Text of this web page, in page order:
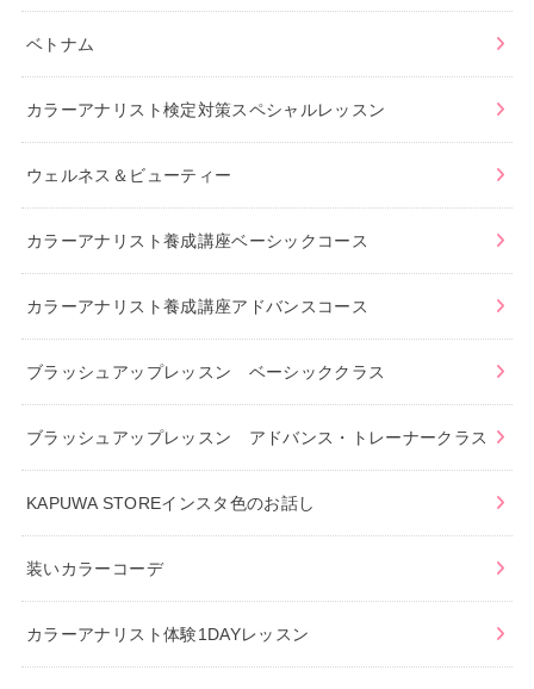
ベトナム
カラーアナリスト検定対策スペシャルレッスン
ウェルネス＆ビューティー
カラーアナリスト養成講座ベーシックコース
カラーアナリスト養成講座アドバンスコース
ブラッシュアップレッスン ベーシッククラス
ブラッシュアップレッスン アドバンス・トレーナークラス
KAPUWA STOREインスタ色のお話し
装いカラーコーデ
カラーアナリスト体験1DAYレッスン